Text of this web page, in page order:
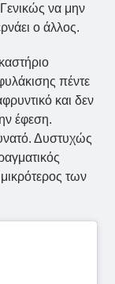
να μην
ο άλλος.
πέντε
και δεν
έφεση.
Δυστυχώς
των